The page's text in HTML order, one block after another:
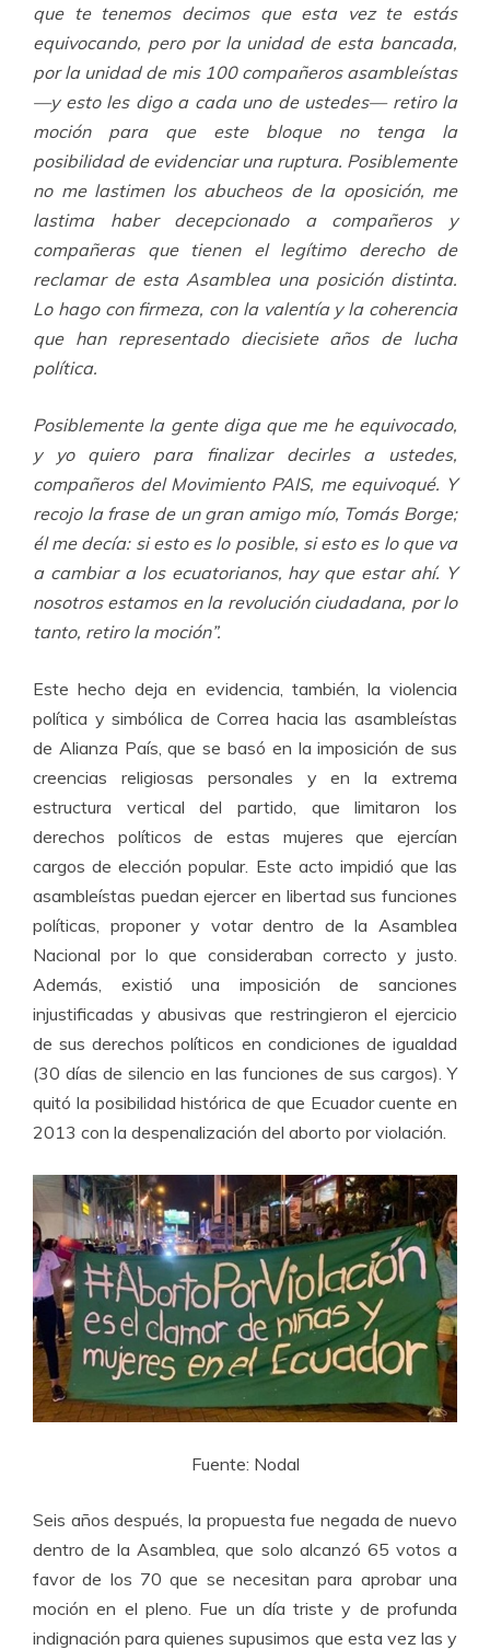
que te tenemos decimos que esta vez te estás
equivocando, pero por la unidad de esta bancada,
por la unidad de mis 100 compañeros asambleístas
—y esto les digo a cada uno de ustedes— retiro la
moción para que este bloque no tenga la
posibilidad de evidenciar una ruptura. Posiblemente
no me lastimen los abucheos de la oposición, me
lastima haber decepcionado a compañeros y
compañeras que tienen el legítimo derecho de
reclamar de esta Asamblea una posición distinta.
Lo hago con firmeza, con la valentía y la coherencia
que han representado diecisiete años de lucha
política.
Posiblemente la gente diga que me he equivocado,
y yo quiero para finalizar decirles a ustedes,
compañeros del Movimiento PAIS, me equivoqué. Y
recojo la frase de un gran amigo mío, Tomás Borge;
él me decía: si esto es lo posible, si esto es lo que va
a cambiar a los ecuatorianos, hay que estar ahí. Y
nosotros estamos en la revolución ciudadana, por lo
tanto, retiro la moción”.
Este hecho deja en evidencia, también, la violencia
política y simbólica de Correa hacia las asambleístas
de Alianza País, que se basó en la imposición de sus
creencias religiosas personales y en la extrema
estructura vertical del partido, que limitaron los
derechos políticos de estas mujeres que ejercían
cargos de elección popular. Este acto impidió que las
asambleístas puedan ejercer en libertad sus funciones
políticas, proponer y votar dentro de la Asamblea
Nacional por lo que consideraban correcto y justo.
Además, existió una imposición de sanciones
injustificadas y abusivas que restringieron el ejercicio
de sus derechos políticos en condiciones de igualdad
(30 días de silencio en las funciones de sus cargos). Y
quitó la posibilidad histórica de que Ecuador cuente en
2013 con la despenalización del aborto por violación.
Fuente: Nodal
Seis años después, la propuesta fue negada de nuevo
dentro de la Asamblea, que solo alcanzó 65 votos a
favor de los 70 que se necesitan para aprobar una
moción en el pleno. Fue un día triste y de profunda
indignación para quienes supusimos que esta vez las y